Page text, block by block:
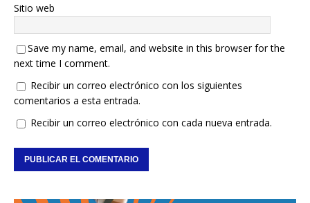
Sitio web
Save my name, email, and website in this browser for the
next time I comment.
Recibir un correo electrónico con los siguientes
comentarios a esta entrada.
Recibir un correo electrónico con cada nueva entrada.